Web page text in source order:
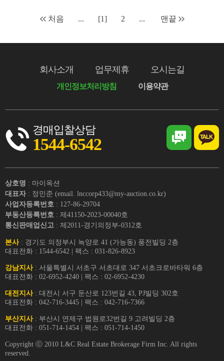
처음 ... [1] 2 ... 맨끝
회사소개 업무제휴 오시는길
개인정보처리방침 이용약관
경매입찰상담
1544-6542
상호명 : 마이옥션
대표자 : 정민준 (email. lnccorp433@my-auction.co.kr)
사업자등록번호 : 127-86-29704
부동산등록번호 : 제41150-2023-00040호
통신판매업신고 : 제2011-경기의정부-0312호
본사: 경기도 의정부시 녹양로 41 (가능동) 풍전빌딩 2층
대표전화 : 1544-6542 | 팩스 : 031-826-8923
강남지사: 서울특별시 서초구 서초대로 347 서초크로바타워 6층
대표전화 : 02-6952-4240 | 팩스 : 02-6952-4230
대전지사: 대전시 서구 둔산로 123번길 43, PJ빌딩 302호
대표전화 : 042-716-3445 | 팩스 : 042-716-7366
부산지사: 부산시 연제구 법원로32번길 9 고려빌딩 2층
대표전화 : 051-714-1454 | 팩스 : 051-714-1450
Copyright ⓒ 2010 L&C Real Estate Brokerage Firm Inc. All rights
reserved.